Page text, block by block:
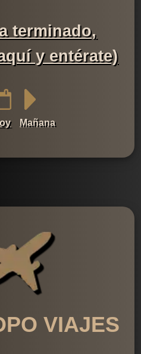
terminado,
y entérate)
Mañana
VIAJES